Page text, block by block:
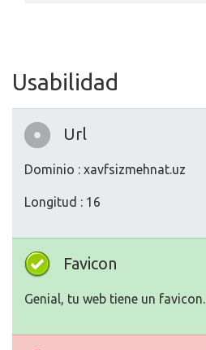
Usabilidad
Url
Dominio : xavfsizmehnat.uz
Longitud : 16
Favicon
Genial, tu web tiene un favicon.